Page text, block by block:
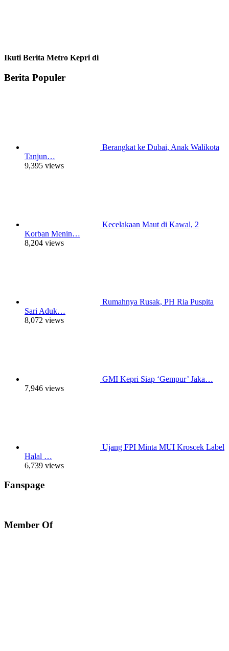
Ikuti Berita Metro Kepri di
Berita Populer
Berangkat ke Dubai, Anak Walikota
Tanjun…
9,395 views
Kecelakaan Maut di Kawal, 2
Korban Menin…
8,204 views
Rumahnya Rusak, PH Ria Puspita
Sari Aduk…
8,072 views
GMI Kepri Siap ‘Gempur’ Jaka…
7,946 views
Ujang FPI Minta MUI Kroscek Label
Halal …
6,739 views
Fanspage
Member Of